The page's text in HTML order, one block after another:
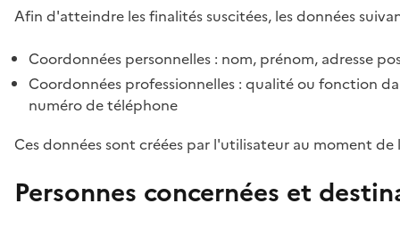
Afin d'atteindre les finalités suscitées, les données
Coordonnées personnelles : nom, prénom, adresse
Coordonnées professionnelles : qualité ou fonction
numéro de téléphone
Ces données sont créées par l'utilisateur au moment
Personnes concernées et